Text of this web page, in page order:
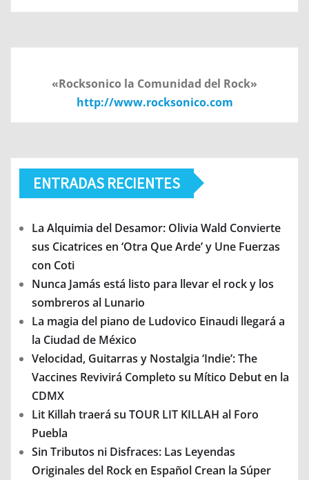
«Rocksonico la Comunidad del Rock»
http://www.rocksonico.com
ENTRADAS RECIENTES
La Alquimia del Desamor: Olivia Wald Convierte
sus Cicatrices en ‘Otra Que Arde’ y Une Fuerzas
con Coti
Nunca Jamás está listo para llevar el rock y los
sombreros al Lunario
La magia del piano de Ludovico Einaudi llegará a
la Ciudad de México
Velocidad, Guitarras y Nostalgia ‘Indie’: The
Vaccines Revivirá Completo su Mítico Debut en la
CDMX
Lit Killah traerá su TOUR LIT KILLAH al Foro
Puebla
Sin Tributos ni Disfraces: Las Leyendas
Originales del Rock en Español Crean la Súper